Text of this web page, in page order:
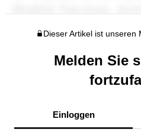
Dieser Artikel ist unseren
Melden Sie
Einloggen